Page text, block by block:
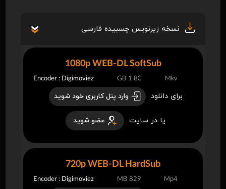
نسخه زیرنویس چسبیده فارسی
برای دانلود وارد پنل کاربری خود شوید
یا در سایت عضو شوید
1080p WEB-DL SoftSub
Encoder : Digimoviez 1.80 GB Mkv
720p WEB-DL HardSub
Encoder : Digimoviez 829 MB Mp4